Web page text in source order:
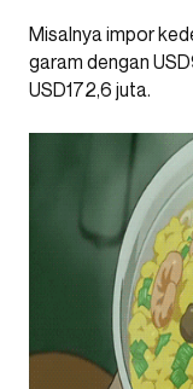
Misalnya impor
garam dengan
USD172,6 juta.